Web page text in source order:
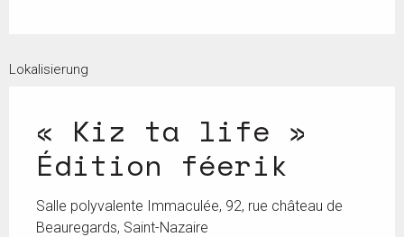
Lokalisierung
« Kiz ta life »
Édition féerik
Salle polyvalente Immaculée, 92, rue château de
Beauregards, Saint-Nazaire